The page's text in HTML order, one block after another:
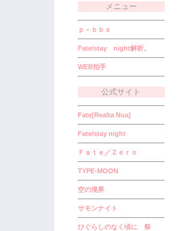
メニュー
ｐ－ｂｂｓ
Fate/stay night解析。
WEB拍手
公式サイト
Fate[Realta Nua]
Fate/stay night
Ｆａｔｅ／Ｚｅｒｏ
TYPE-MOON
空の境界
サモンナイト
ひぐらしのなく頃に 祭